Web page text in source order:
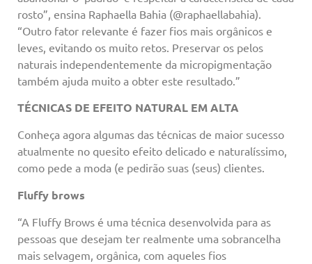
rosto”, ensina Raphaella Bahia (@raphaellabahia).
“Outro fator relevante é fazer fios mais orgânicos e
leves, evitando os muito retos. Preservar os pelos
naturais independentemente da micropigmentação
também ajuda muito a obter este resultado.”
TÉCNICAS DE EFEITO NATURAL EM ALTA
Conheça agora algumas das técnicas de maior sucesso
atualmente no quesito efeito delicado e naturalíssimo,
como pede a moda (e pedirão suas (seus) clientes.
Fluffy brows
“A Fluffy Brows é uma técnica desenvolvida para as
pessoas que desejam ter realmente uma sobrancelha
mais selvagem, orgânica, com aqueles fios